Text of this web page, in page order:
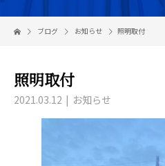
ブログ お知らせ 照明取付
照明取付
2021.03.12 お知らせ